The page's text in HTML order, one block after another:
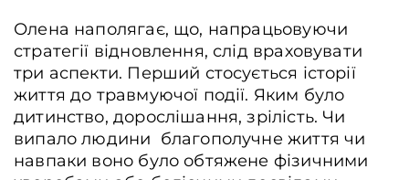
Олена наполягає, що, напрацьовуючи
стратегії відновлення, слід враховувати
три аспекти. Перший стосується історії
життя до травмуючої події. Яким було
дитинство, дорослішання, зрілість. Чи
випало людини благополучне життя чи
навпаки воно було обтяжене фізичними